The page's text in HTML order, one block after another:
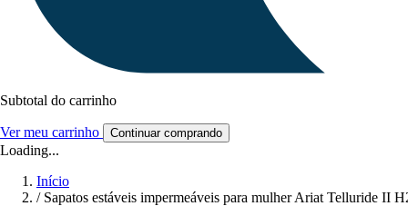
Subtotal do carrinho
Ver meu carrinho Continuar comprando
Loading...
Início
/ Sapatos estáveis impermeáveis para mulher Ariat Telluride II